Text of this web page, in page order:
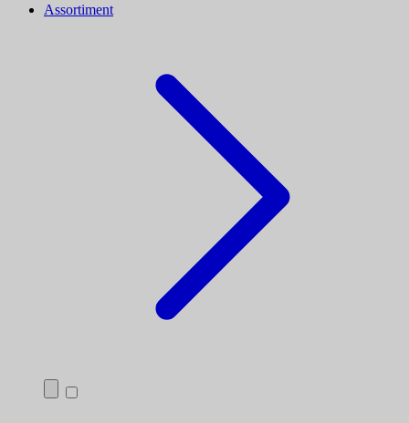
Assortiment